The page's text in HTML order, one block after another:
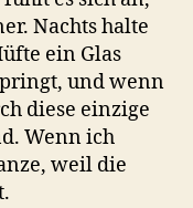
Nachts halte
ein Glas
und wenn
diese einzige
Wenn ich
weil die